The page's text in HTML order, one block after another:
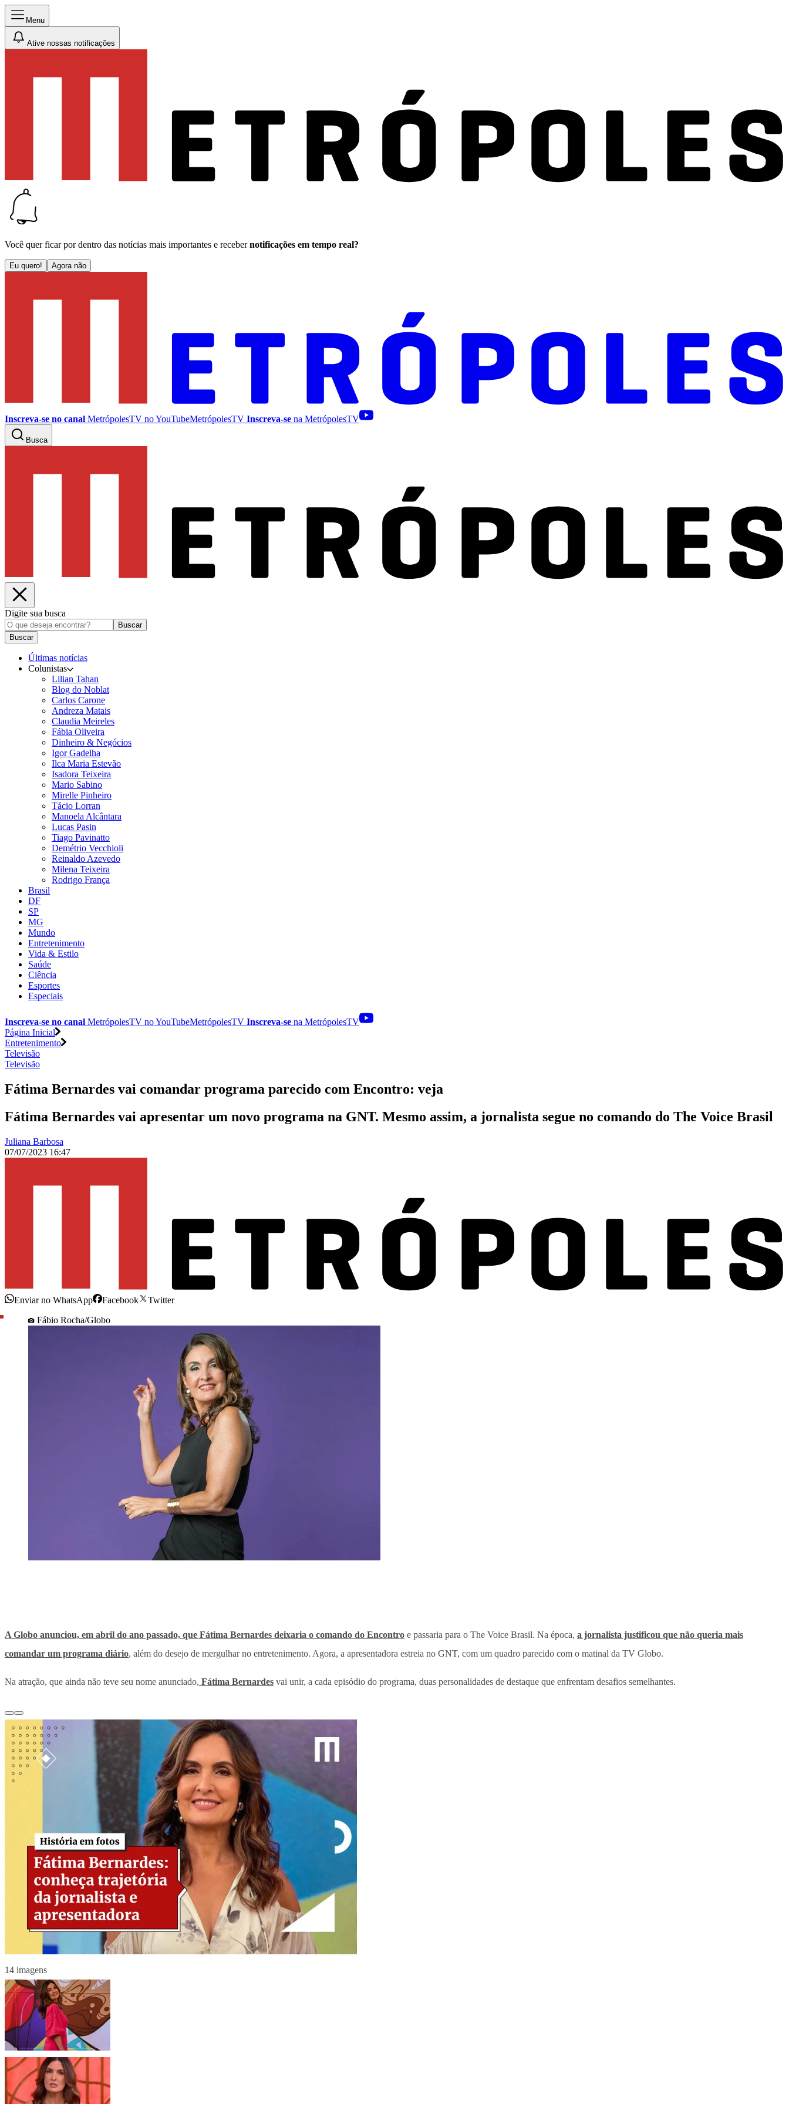
Menu
Ative nossas notificações
Você quer ficar por dentro das notícias mais importantes e receber notificações em tempo real?
Eu quero! Agora não
Inscreva-se no canal MetrópolesTV noYouTubeMetrópolesTV Inscreva-se na MetrópolesTV
Busca
Digite sua busca
Buscar
Buscar
Últimas notícias
Colunistas
Lilian Tahan
Blog do Noblat
Carlos Carone
Andreza Matais
Claudia Meireles
Fábia Oliveira
Dinheiro & Negócios
Igor Gadelha
Ilca Maria Estevão
Isadora Teixeira
Mario Sabino
Mirelle Pinheiro
Tácio Lorran
Manoela Alcântara
Lucas Pasin
Tiago Pavinatto
Demétrio Vecchioli
Reinaldo Azevedo
Milena Teixeira
Rodrigo França
Brasil
DF
SP
MG
Mundo
Entretenimento
Vida & Estilo
Saúde
Ciência
Esportes
Especiais
Inscreva-se no canal MetrópolesTV noYouTubeMetrópolesTV Inscreva-se na MetrópolesTV
Página Inicial
Entretenimento
Televisão
Televisão
Fátima Bernardes vai comandar programa parecido com Encontro: veja
Fátima Bernardes vai apresentar um novo programa na GNT. Mesmo assim, a jornalista segue no comando do The Voice Brasil
Juliana Barbosa
07/07/2023 16:47
Enviar no WhatsApp Facebook
Twitter
Fábio Rocha/Globo
A Globo anunciou, em abril do ano passado, que Fátima Bernardes deixaria o comando do Encontro e passaria para o The Voice Brasil. Na época, a jornalista justificou que não queria mais
comandar um programa diário, além do desejo de mergulhar no entretenimento. Agora, a apresentadora estreia no GNT, com um quadro parecido com o matinal da TV Globo.
Na atração, que ainda não teve seu nome anunciado, Fátima Bernardes vai unir, a cada episódio do programa, duas personalidades de destaque que enfrentam desafios semelhantes.
14 imagens